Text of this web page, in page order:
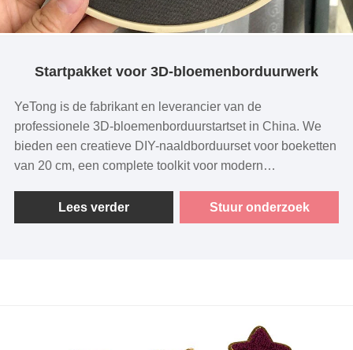
Startpakket voor 3D-bloemenborduurwerk
YeTong is de fabrikant en leverancier van de
professionele 3D-bloemenborduurstartset in China. We
bieden een creatieve DIY-naaldborduurset voor boeketten
van 20 cm, een complete toolkit voor modern
introductievideo.
Lees verder Stuur onderzoek